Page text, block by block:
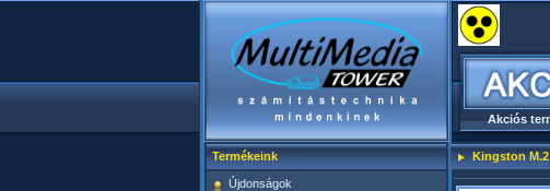
Akciós
Termékeink
Újdonságok
Kingston M.2